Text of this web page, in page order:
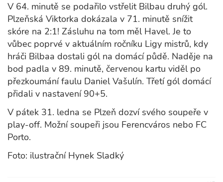
V 64. minutě se podařilo vstřelit Bilbau druhý gól.
Plzeňská Viktorka dokázala v 71. minutě snížit
skóre na 2:1! Zásluhu na tom měl Havel. Je to
vůbec poprvé v aktuálním ročníku Ligy mistrů, kdy
hráči Bilbaa dostali gól na domácí půdě. Naděje na
bod padla v 89. minutě, červenou kartu viděl po
přezkoumání faulu Daniel Vašulín. Třetí gól domácí
přidali v nastavení 90+5.
V pátek 31. ledna se Plzeň dozví svého soupeře v
play-off. Možní soupeři jsou Ferencváros nebo FC
Porto.
Foto: ilustrační Hynek Sladký